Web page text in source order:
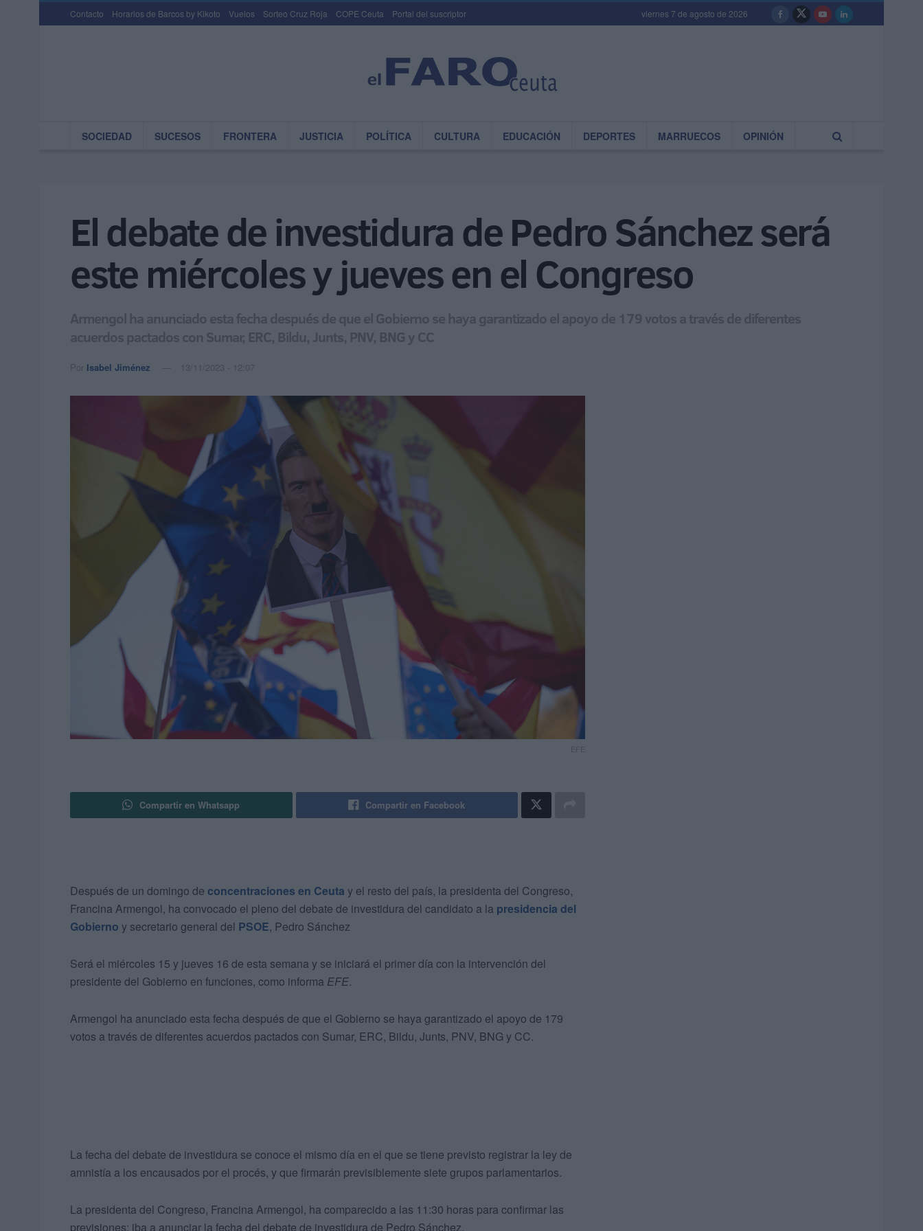
Contacto Horarios de Barcos by Kikoto Vuelos Sorteo Cruz Roja COPE Ceuta Portal del suscriptor viernes 7 de agosto de 2026
SOCIEDAD SUCESOS FRONTERA JUSTICIA POLÍTICA CULTURA EDUCACIÓN DEPORTES MARRUECOS OPINIÓN
El debate de investidura de Pedro Sánchez será
este miércoles y jueves en el Congreso
Armengol ha anunciado esta fecha después de que el Gobierno se haya garantizado el apoyo de 179 votos a través de diferentes
acuerdos pactados con Sumar, ERC, Bildu, Junts, PNV, BNG y CC
Por Isabel Jiménez 13/11/2023 - 12:07
EFE
Compartir en Whatsapp Compartir en Facebook
Después de un domingo de concentraciones en Ceuta y el resto del país, la presidenta del Congreso,
Francina Armengol, ha convocado el pleno del debate de investidura del candidato a la presidencia del
Gobierno y secretario general del PSOE, Pedro Sánchez
Será el miércoles 15 y jueves 16 de esta semana y se iniciará el primer día con la intervención del
presidente del Gobierno en funciones, como informa EFE.
Armengol ha anunciado esta fecha después de que el Gobierno se haya garantizado el apoyo de 179
votos a través de diferentes acuerdos pactados con Sumar, ERC, Bildu, Junts, PNV, BNG y CC.
La fecha del debate de investidura se conoce el mismo día en el que se tiene previsto registrar la ley de
amnistía a los encausados por el procés, y que firmarán previsiblemente siete grupos parlamentarios.
La presidenta del Congreso, Francina Armengol, ha comparecido a las 11:30 horas para confirmar las
previsiones: iba a anunciar la fecha del debate de investidura de Pedro Sánchez.